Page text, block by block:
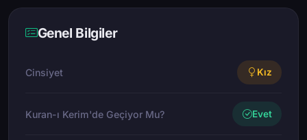
Genel Bilgiler
Cinsiyet Kız
Kuran-ı Kerim'de Geçiyor Mu? Evet